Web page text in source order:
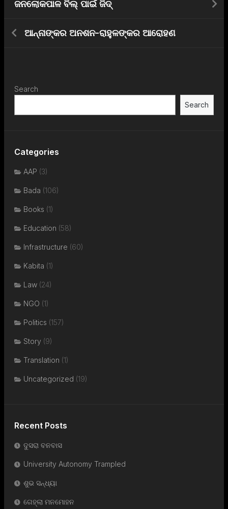
ଜନଲୋକପାଳ ବିଲ୍ ପାଇଁ ଜିଦ୍
ଆନ୍ନାଙ୍କର ଅନଶନ-ରାହୁଳଙ୍କର ଆରୋହଣ
Search
Search
Categories
AAP (3)
Bada (106)
Books (1)
Education (58)
Infrastructure (60)
Kabita (1)
Law (24)
NGO (1)
Politics (157)
Story (9)
Translation (1)
Uncategorized (19)
Recent Posts
ଦୁସରା ବନବାସ
University Autonomy Trampled
ଶୁଭ ସନ୍ଧ୍ୟା
ଗେହ୍ଲା ମନମୋହନ